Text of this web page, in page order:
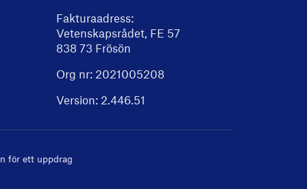
Fakturaadress:
Vetenskapsrådet, FE 57
838 73 Frösön
Org nr: 2021005208
Version: 2.446.51
för ett uppdrag